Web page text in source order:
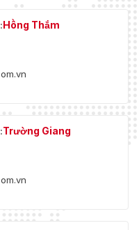
Hồng Thắm
Trường Giang